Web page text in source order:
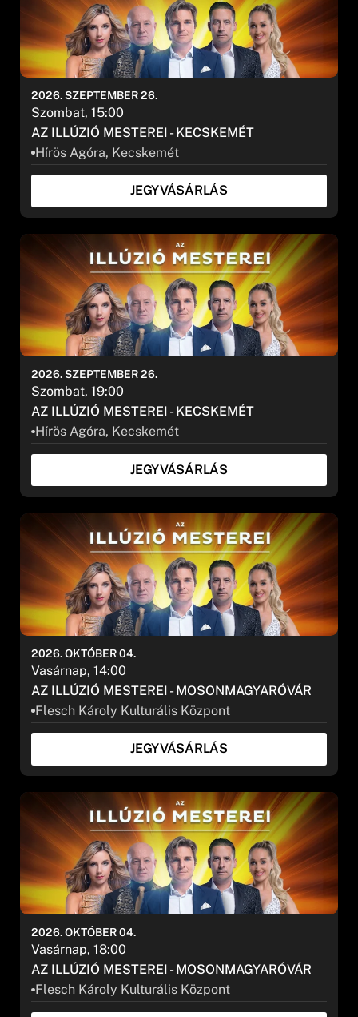
AZ ILLÚZIÓ MESTEREI - KECSKEMÉT
Hírös Agóra, Kecskemét
2026. SZEPTEMBER 26.
Szombat, 15:00
JEGYVÁSÁRLÁS
AZ ILLÚZIÓ MESTEREI - KECSKEMÉT
Hírös Agóra, Kecskemét
2026. SZEPTEMBER 26.
Szombat, 19:00
JEGYVÁSÁRLÁS
AZ ILLÚZIÓ MESTEREI - MOSONMAGYARÓVÁR
Flesch Károly Kulturális Központ
2026. OKTÓBER 04.
Vasárnap, 14:00
JEGYVÁSÁRLÁS
AZ ILLÚZIÓ MESTEREI - MOSONMAGYARÓVÁR
Flesch Károly Kulturális Központ
2026. OKTÓBER 04.
Vasárnap, 18:00